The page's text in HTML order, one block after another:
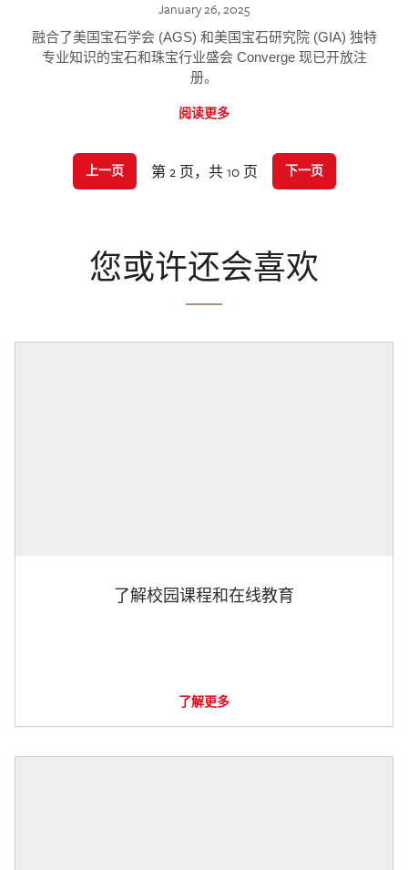
January 26, 2025
融合了美国宝石学会 (AGS) 和美国宝石研究院 (GIA) 独特
专业知识的宝石和珠宝行业盛会 Converge 现已开放注
册。
阅读更多
上一页 第 2 页，共 10 页 下一页
您或许还会喜欢
了解校园课程和在线教育
了解更多